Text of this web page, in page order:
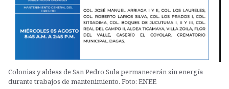
Colonias y aldeas de San Pedro Sula permanecerán sin energía
durante trabajos de mantenimiento. Foto: ENEE